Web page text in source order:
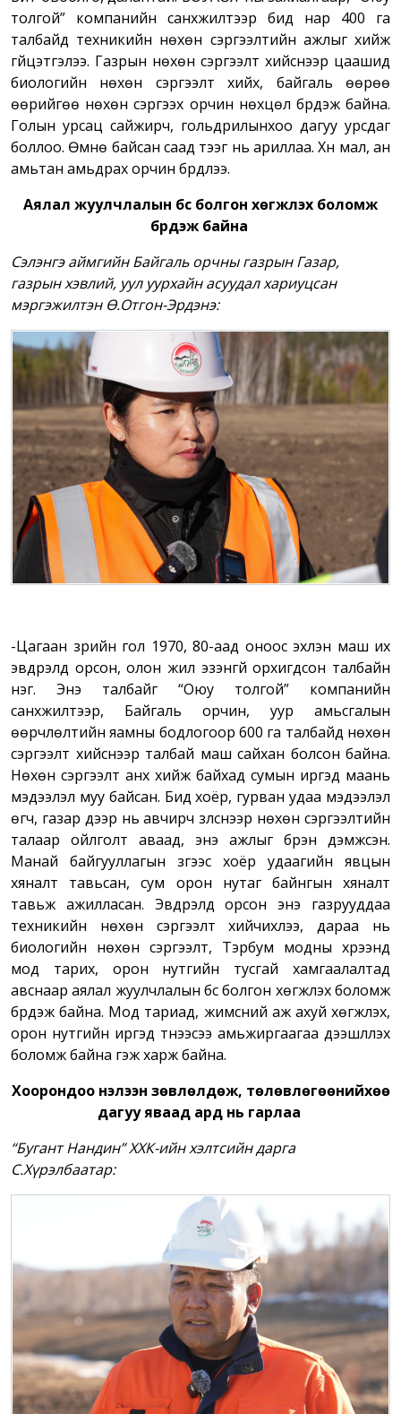
толгой” компанийн санхүүжилтээр бид нар 400 га
талбайд техникийн нөхөн сэргээлтийн ажлыг хийж
гүйцэтгэлээ. Газрын нөхөн сэргээлт хийснээр цаашид
биологийн нөхөн сэргээлт хийх, байгаль өөрөө
өөрийгөө нөхөн сэргээх орчин нөхцөл бүрдэж байна.
Голын урсац сайжирч, гольдрилынхоо дагуу урсдаг
боллоо. Өмнө байсан саад тээг нь ариллаа. Хүн мал, ан
амьтан амьдрах орчин бүрдлээ.
Аялал жуулчлалын бүс болгон хөгжүүлэх боломж
бүрдэж байна
Сэлэнгэ аймгийн Байгаль орчны газрын Газар,
газрын хэвлий, уул уурхайн асуудал хариуцсан
мэргэжилтэн Ө.Отгон-Эрдэнэ:
-Цагаан зүрийн гол 1970, 80-аад оноос эхлэн маш их
эвдрэлд орсон, олон жил эзэнгүй орхигдсон талбайн
нэг. Энэ талбайг “Оюу толгой” компанийн
санхүүжилтээр, Байгаль орчин, уур амьсгалын
өөрчлөлтийн яамны бодлогоор 600 га талбайд нөхөн
сэргээлт хийснээр талбай маш сайхан болсон байна.
Нөхөн сэргээлт анх хийж байхад сумын иргэд маань
мэдээлэл муу байсан. Бид хоёр, гурван удаа мэдээлэл
өгч, газар дээр нь авчирч үзүүлснээр нөхөн сэргээлтийн
талаар ойлголт аваад, энэ ажлыг бүрэн дэмжсэн.
Манай байгууллагын зүгээс хоёр удаагийн явцын
хяналт тавьсан, сум орон нутаг байнгын хяналт
тавьж ажилласан. Эвдрэлд орсон энэ газрууддаа
техникийн нөхөн сэргээлт хийчихлээ, дараа нь
биологийн нөхөн сэргээлт, Тэрбум модны хүрээнд
мод тарих, орон нутгийн тусгай хамгаалалтад
авснаар аялал жуулчлалын бүс болгон хөгжүүлэх боломж
бүрдэж байна. Мод тариад, жимсний аж ахуй хөгжүүлэх,
орон нутгийн иргэд түүнээсээ амьжиргаагаа дээшлүүлэх
боломж байна гэж харж байна.
Хоорондоо нэлээн зөвлөлдөж, төлөвлөгөөнийхөө
дагуу яваад ард нь гарлаа
“Бугант Нандин” ХХК-ийн хэлтсийн дарга
С.Хүрэлбаатар: